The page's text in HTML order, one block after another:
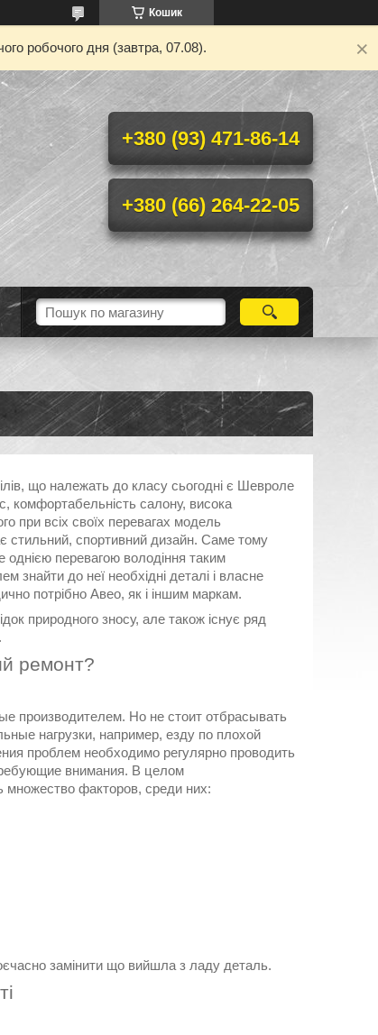
Кошик
робочого дня (завтра, 07.08).
+380 (93) 471-86-14
+380 (66) 264-22-05
що належать до класу сьогодні є Шевроле
комфортабельність салону, висока
при всіх своїх перевагах модель
стильний, спортивний дизайн. Саме тому
однією перевагою володіння таким
знайти до неї необхідні деталі і власне
потрібно Авео, як і іншим маркам.
природного зносу, але також існує ряд
ремонт?
производителем. Но не стоит отбрасывать
нагрузки, например, езду по плохой
проблем необходимо регулярно проводить
внимания. В целом
множество факторов, среди них:
замінити що вийшла з ладу деталь.